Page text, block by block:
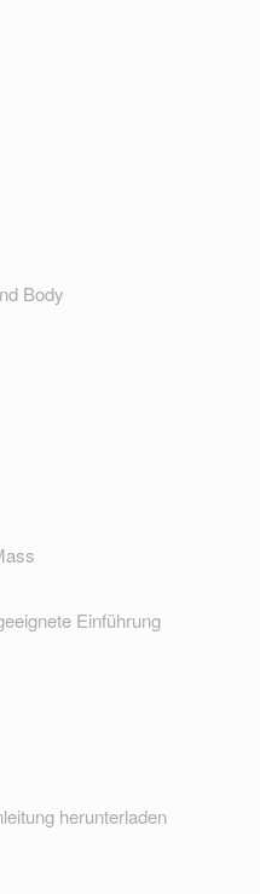
Body
Einführung
herunterladen